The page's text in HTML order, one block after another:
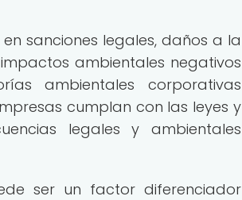
sanciones legales, daños a la
ambientales negativos
ambientales corporativas
cumplan con las leyes y
legales y ambientales
ser un factor diferenciador